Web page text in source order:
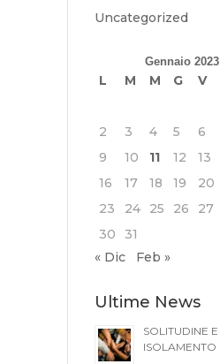
Uncategorized
Gennaio 2023
L M M G V
2
3 4 5 6
9
10 11 12 13
16
17 18 19 20
23
24 25 26 27
30
31
« Dic
Feb »
Ultime News
SOLITUDINE E
ISOLAMENTO